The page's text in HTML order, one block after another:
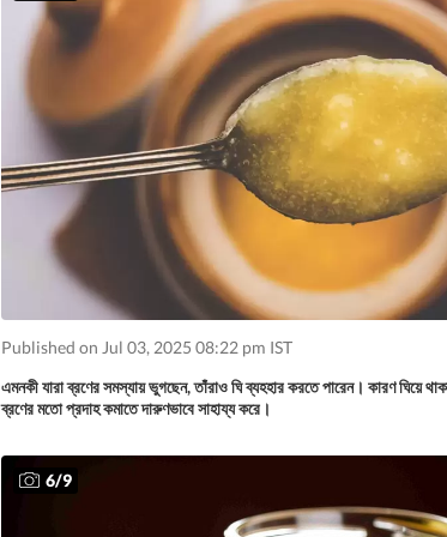
Published on Jul 03, 2025 08:22 pm IST
এমনকী যারা ব্রণের সমস্যায় ভুগছেন, তাঁরাও ঘি ব্যহহার করতে পারেন। কারণ ঘিয়ে থাকা
ব্রণের মতো প্রদাহ কমাতে দারুণভাবে সাহায্য করে।
6/9